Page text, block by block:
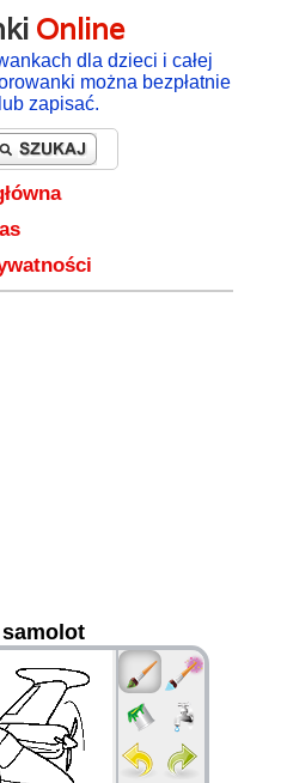
Online
dla dzieci i całej
można bezpłatnie
zapisać.